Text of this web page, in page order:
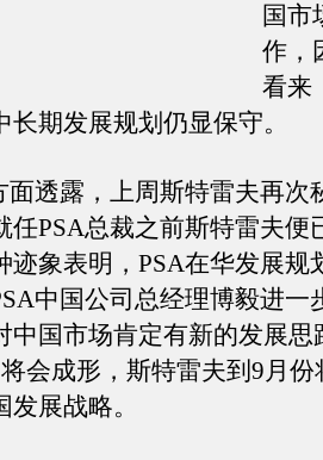
国市
作，
看来
期发展规划仍显保守。
透露，上周斯特雷夫再次
任PSA总裁之前斯特雷夫便
迹象表明，PSA在华发展规
中国公司总经理博毅进一
中国市场肯定有新的发展思
会成形，斯特雷夫到9月
展战略。